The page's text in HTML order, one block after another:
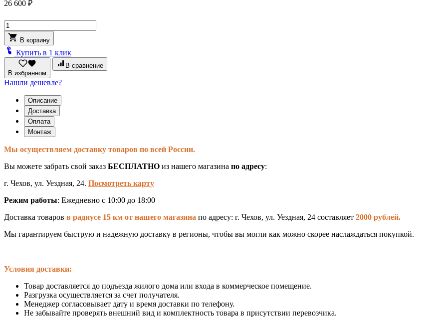
26 600 ₽
Количество
товара
Обливное
устройство
EVEREST
BLACK
"GALAXY"
INOX
В корзину
Купить в 1 клик
В избранном
В сравнение
Нашли дешевле?
Описание
Доставка
Оплата
Монтаж
Мы осуществляем доставку товаров по всей России.
Вы можете забрать свой заказ БЕСПЛАТНО из нашего магазина по адресу:
г. Чехов, ул. Уездная, 24. Посмотреть карту
Режим работы: Ежедневно с 10:00 до 18:00
Доставка товаров в радиусе 15 км от нашего магазина по адресу: г. Чехов, ул. Уездная, 24 составляет 2000 рублей.
Мы гарантируем быструю и надежную доставку в регионы, чтобы вы могли как можно скорее наслаждаться покупкой.
Условия доставки:
Товар доставляется до подъезда жилого дома или входа в коммерческое помещение.
Разгрузка осуществляется за счет получателя.
Менеджер согласовывает дату и время доставки по телефону.
Не забывайте проверять внешний вид и комплектность товара в присутствии перевозчика.